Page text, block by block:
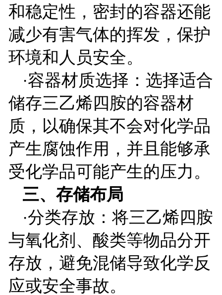
和稳定性，密封的容器还能
减少有害气体的挥发，保护
环境和人员安全。
·容器材质选择：选择适合
储存三乙烯四胺的容器材
质，以确保其不会对化学品
产生腐蚀作用，并且能够承
受化学品可能产生的压力。
三、存储布局
·分类存放：将三乙烯四胺
与氧化剂、酸类等物品分开
存放，避免混储导致化学反
应或安全事故。